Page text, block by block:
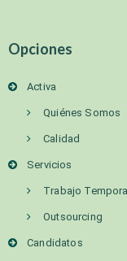
Opciones
Activa
Quiénes Somos
Calidad
Servicios
Trabajo Temporal
Outsourcing
Candidatos